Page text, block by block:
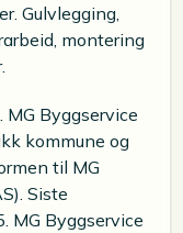
Gulvlegging,
montering
Byggservice
kommune og
til MG
Siste
MG Byggservice